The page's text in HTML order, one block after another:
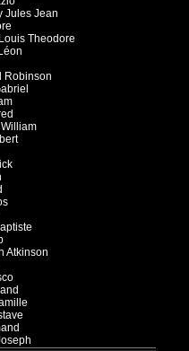
Jules Jean
Theodore
Robinson
Atkinson